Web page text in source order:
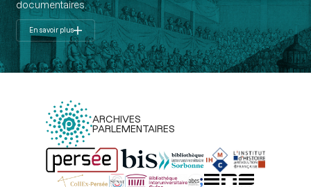
documentaires.
En savoir plus
ARCHIVES
PARLEMENTAIRES